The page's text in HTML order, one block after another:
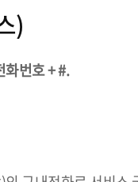
)
화번호 + #.